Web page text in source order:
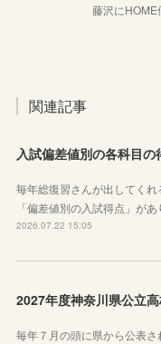
藤沢にHOME
関連記事
毎年総復習さんが出してく
「偏差値別の入試得点」が
2026.07.22 15:05
毎年７月の頭に県から公表さ